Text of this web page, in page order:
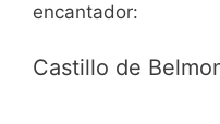
encantador:
Castillo de